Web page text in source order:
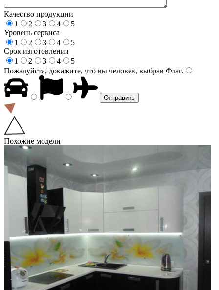
Качество продукции
1
2 3 4
5
Уровень сервиса
1
2 3 4
5
Срок изготовления
1
2 3 4
5
Пожалуйста, докажите, что вы человек, выбрав Флаг.
Похожие модели